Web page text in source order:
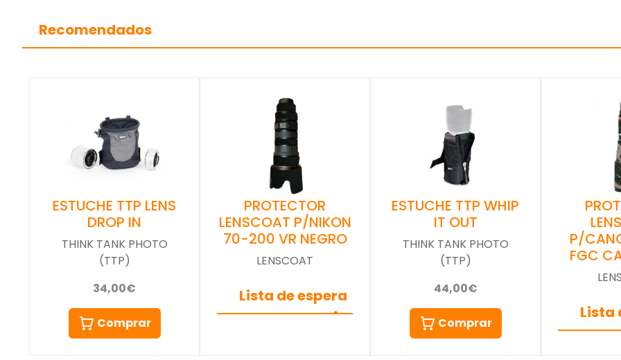
Recomendados
ESTUCHE TTP LENS
DROP IN
THINK TANK PHOTO
(TTP)
34,00€
Comprar
PROTECTOR
LENSCOAT P/NIKON
70-200 VR NEGRO
LENSCOAT
Lista de espera
ESTUCHE TTP WHIP
IT OUT
THINK TANK PHOTO
(TTP)
44,00€
Comprar
P/
FGC
Lista